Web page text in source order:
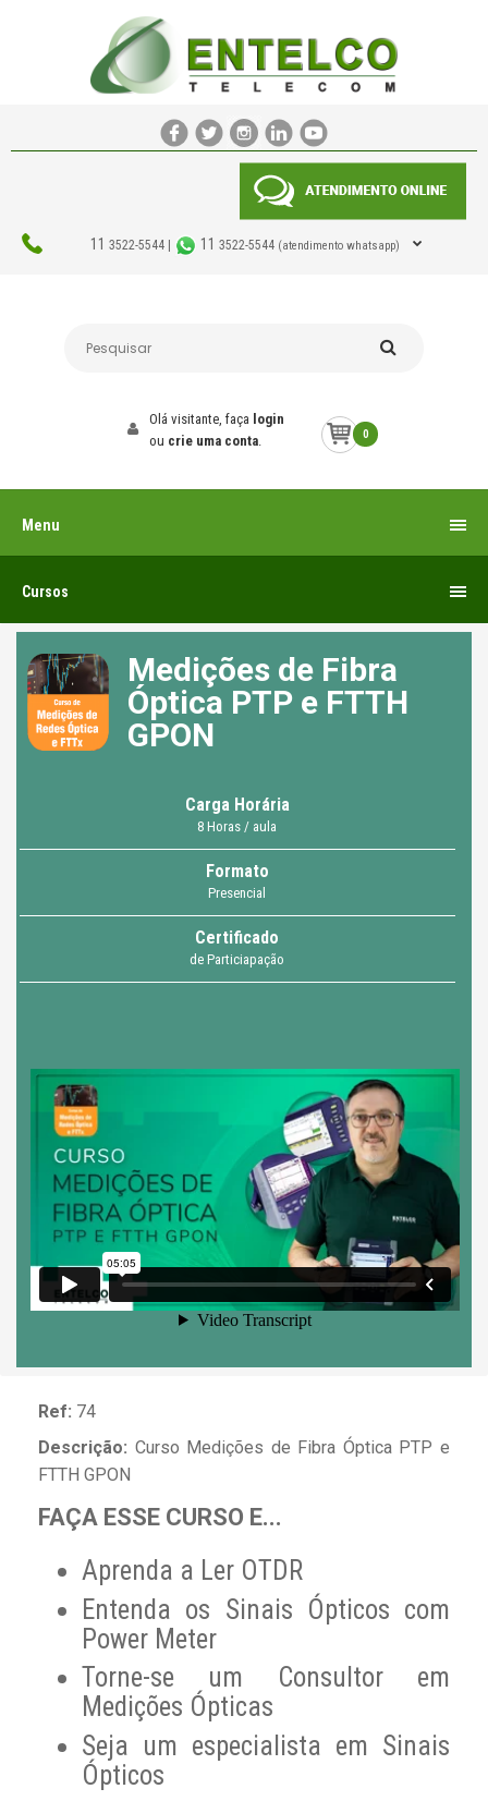
11 3522-5544 | 11 3522-5544 (atendimento whatsapp)
0
Olá visitante, faça login
ou crie uma conta.
Menu
Cursos
Medições de Fibra
Óptica PTP e FTTH
GPON
Carga Horária
8 Horas / aula
Formato
Presencial
Certificado
de Particiapação
Ref: 74
Descrição: Curso Medições de Fibra Óptica PTP e
FTTH GPON
FAÇA ESSE CURSO E...
Aprenda a Ler OTDR
Entenda os Sinais Ópticos com
Power Meter
Torne-se um Consultor em
Medições Ópticas
Seja um especialista em Sinais
Ópticos